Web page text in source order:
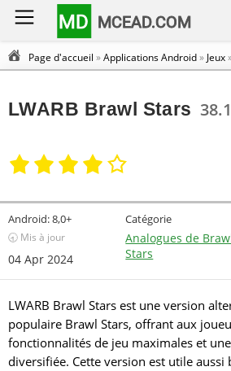
MD MCEAD.COM
Page d'accueil »Applications Android» Jeux
LWARB Brawl Stars
Android:8,0+
🕣 Mis à jour
04 Apr 2024
Catégorie
Analogues de
Stars
LWARB Brawl Stars est une version
populaire Brawl Stars, offrant aux
fonctionnalités de jeu maximales et
diversifiée. Cette version est utile aussi